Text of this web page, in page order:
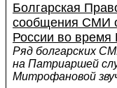
Болгарская
сообщения СМИ
России во время
Ряд болгарских
на Патриаршей
Митрофановой